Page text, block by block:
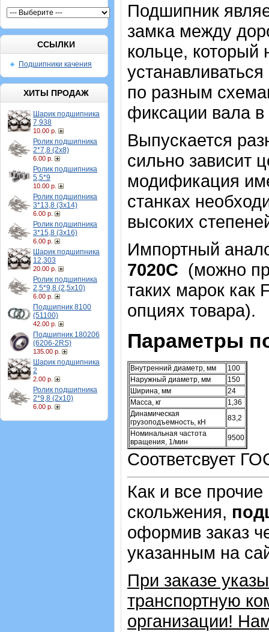
ССЫЛКИ
Подшипники качения
ХИТЫ ПРОДАЖ
Шарик подшипника
7,938
10.00 р.
Ролик подшипника
2*7,8 (2х8)
6.00 р.
Ролик подшипника
5,5*9
10.00 р.
Ролик подшипника
3*13,8 (3х14)
6.00 р.
Ролик подшипника
3*15,8 (3х16)
6.00 р.
Шарик подшипника
12,303
20.00 р.
Ролик подшипника
2,5*9,8 (2,5х10)
6.00 р.
Подшипник 8100
(51100)
42.00 р.
Подшипник 180206
(6206-2RS)
135.00 р.
Шарик подшипника
2
2.00 р.
Ролик подшипника
2*9,8 (2х10)
6.00 р.
Подшипник
замка между
кольце,
по разным
фиксации вала
Выпускается
сильно зависит
модификация
станках
высоких
Импортный
7020С (можно
таких марок как
опциях товара).
Параметры
Внутренний диаметр, мм
100
Наружный диаметр, мм
150
Ширина, мм
24
Масса, кг
1,36
Динамическая
грузоподъемность, кН
83,2
Номинальная частота
вращения, 1/мин
9500
Соответсвует
Как и все
скольжения,
оформив заказ
указанным на
При заказе
транспортную
организации!